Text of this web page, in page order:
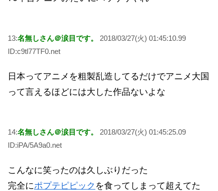
13:名無しさん＠涙目です。
2018/03/27(火) 01:45:10.99
ID:c9tl77TF0.net
日本ってアニメを粗製乱造してるだけでアニメ大国
って言えるほどには大した作品ないよな
14:名無しさん＠涙目です。
2018/03/27(火) 01:45:25.09
ID:iPA/5A9a0.net
こんなに笑ったのは久しぶりだった
完全にポプテピピック を食ってしまって超えてた